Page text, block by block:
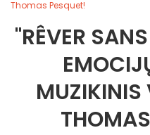
Thomas Pesquet!
"RÊVER
MUZIKINIS